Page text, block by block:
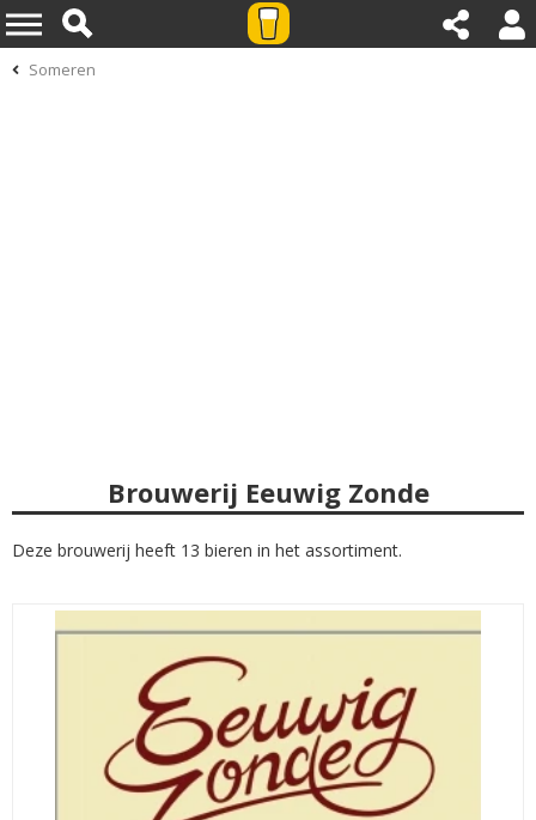
Someren
Brouwerij Eeuwig Zonde
Deze brouwerij heeft 13 bieren in het assortiment.